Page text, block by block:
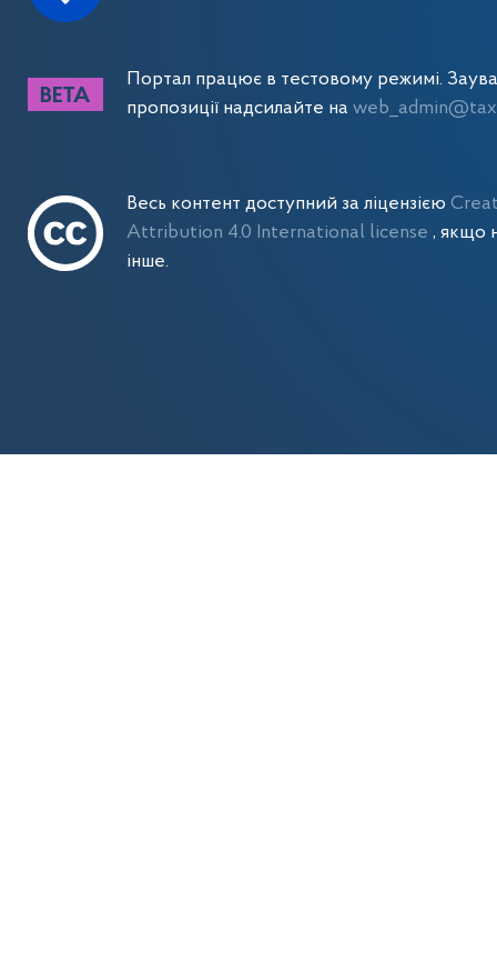
Портал працює в тестовому режимі.
пропозиції надсилайте на
Весь контент доступний за ліцензією
Attribution 4.0 International license, якщо
інше.